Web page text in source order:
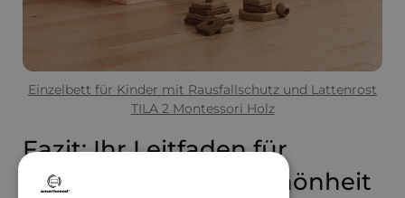
Einzelbett für Kinder mit Rausfallschutz und Lattenrost
TILA 2 Montessori Holz
Fazit: Ihr Leitfaden für
Langlebigkeit und Schönheit